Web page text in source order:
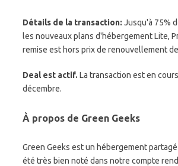
Détails de la transaction: Jusqu'à 75%
les nouveaux plans d'hébergement Lite,
remise est hors prix de renouvellement
Deal est actif. La transaction est en
décembre.
À propos de Green Geeks
Green Geeks est un hébergement
été très bien noté dans notre compte